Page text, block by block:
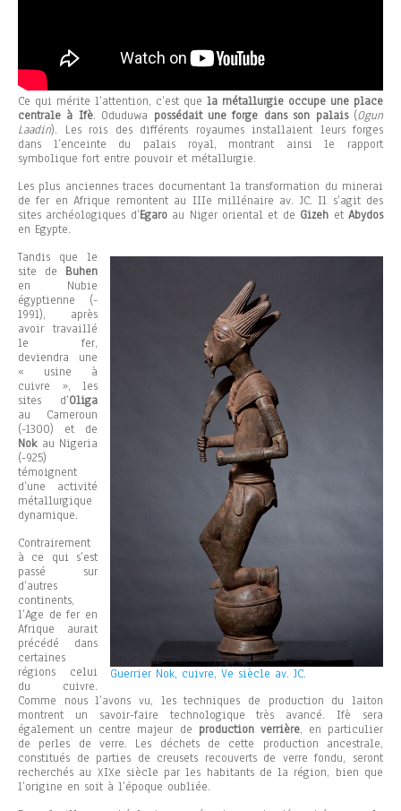
Ce qui mérite l’attention, c’est que la métallurgie occupe une place
centrale à Ifè. Oduduwa possédait une forge dans son palais(Ogun
Laadin). Les rois des différents royaumes installaient leurs forges
dans l’enceinte du palais royal, montrant ainsi le rapport
symbolique fort entre pouvoir et métallurgie.
Les plus anciennes traces documentant la transformation du minerai
de fer en Afrique remontent au IIIe millénaire av. JC. Il s’agit des
sites archéologiques d’Egaroau Niger oriental et de Gizeh etAbydos
en Egypte.
Guerrier Nok, cuivre, Ve siècle av. JC.
Tandis que le
site de Buhen
en Nubie
égyptienne (-
1991), après
avoir travaillé
le fer,
deviendra une
« usine à
cuivre », les
sites d’Oliga
au Cameroun
(-1300) et de
Nokau Nigeria
(-925)
témoignent
d’une activité
métallurgique
dynamique.
Contrairement
à ce qui s’est
passé sur
d’autres
continents,
l’Age de fer en
Afrique aurait
précédé dans
certaines
régions celui
du cuivre.
Comme nous l’avons vu, les techniques de production du laiton
montrent un savoir-faire technologique très avancé. Ifè sera
également un centre majeur de production verrière, en particulier
de perles de verre. Les déchets de cette production ancestrale,
constitués de parties de creusets recouverts de verre fondu, seront
recherchés au XIXe siècle par les habitants de la région, bien que
l’origine en soit à l’époque oubliée.